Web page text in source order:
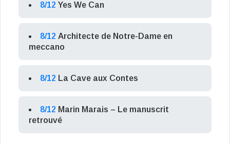
8/12 Yes We Can
8/12 Architecte de Notre-Dame en
meccano
8/12 La Cave aux Contes
8/12 Marin Marais – Le manuscrit
retrouvé